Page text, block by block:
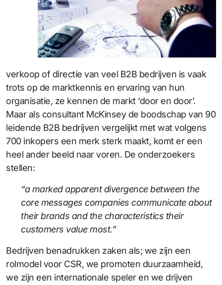
verkoop of directie van veel B2B bedrijven is vaak
trots op de marktkennis en ervaring van hun
organisatie, ze kennen de markt ‘door en door’.
Maar als consultant McKinsey de boodschap van 90
leidende B2B bedrijven vergelijkt met wat volgens
700 inkopers een merk sterk maakt, komt er een
heel ander beeld naar voren. De onderzoekers
stellen:
“a marked apparent divergence between the
core messages companies communicate about
their brands and the characteristics their
customers value most.”
Bedrijven benadrukken zaken als; we zijn een
rolmodel voor CSR, we promoten duurzaamheid,
we zijn een internationale speler en we drijven